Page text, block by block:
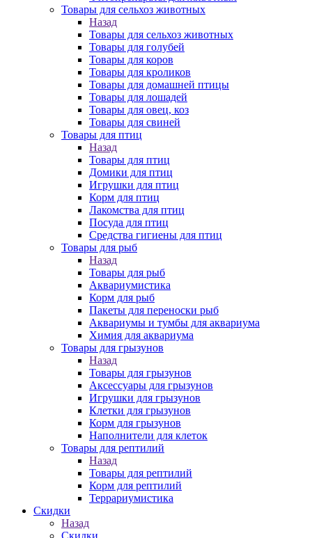
Товары для сельхоз животных
Назад
Товары для сельхоз животных
Товары для голубей
Товары для коров
Товары для кроликов
Товары для домашней птицы
Товары для лошадей
Товары для овец, коз
Товары для свиней
Товары для птиц
Назад
Товары для птиц
Домики для птиц
Игрушки для птиц
Корм для птиц
Лакомства для птиц
Посуда для птиц
Средства гигиены для птиц
Товары для рыб
Назад
Товары для рыб
Аквариумистика
Корм для рыб
Пакеты для переноски рыб
Аквариумы и тумбы для аквариума
Химия для аквариума
Товары для грызунов
Назад
Товары для грызунов
Аксессуары для грызунов
Игрушки для грызунов
Клетки для грызунов
Корм для грызунов
Наполнители для клеток
Товары для рептилий
Назад
Товары для рептилий
Корм для рептилий
Террариумистика
Скидки
Назад
Скидки